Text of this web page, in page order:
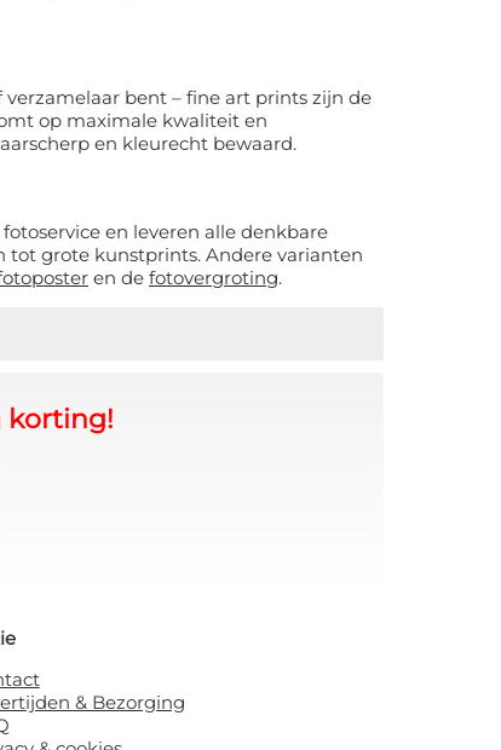
bent – fine art prints zijn de
op maximale kwaliteit en
en kleurecht bewaard.
en leveren alle denkbare
tot grote kunstprints. Andere varianten
en de fotovergroting.
korting!
& Bezorging